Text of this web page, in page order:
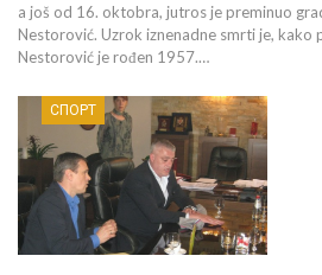
a još od 16. oktobra, jutros je preminuo
Nestorović. Uzrok iznenadne smrti je, kako
Nestorović je rođen 1957.…
СПОРТ